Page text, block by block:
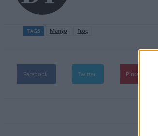
TAGS Mango Γιος
Facebook Twitter Pinterest